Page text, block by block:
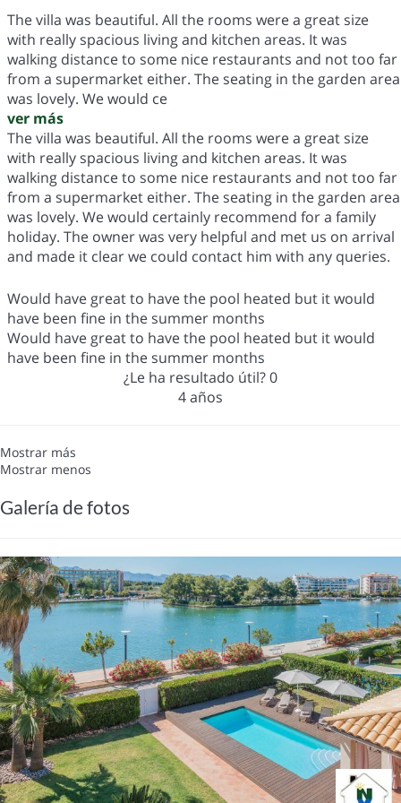
The villa was beautiful. All the rooms were a great size
with really spacious living and kitchen areas. It was
walking distance to some nice restaurants and not too far
from a supermarket either. The seating in the garden area
was lovely. We would ce
ver más
The villa was beautiful. All the rooms were a great size
with really spacious living and kitchen areas. It was
walking distance to some nice restaurants and not too far
from a supermarket either. The seating in the garden area
was lovely. We would certainly recommend for a family
holiday. The owner was very helpful and met us on arrival
and made it clear we could contact him with any queries.
Would have great to have the pool heated but it would
have been fine in the summer months
Would have great to have the pool heated but it would
have been fine in the summer months
¿Le ha resultado útil?0
4 años
Mostrar más
Mostrar menos
Galería de fotos